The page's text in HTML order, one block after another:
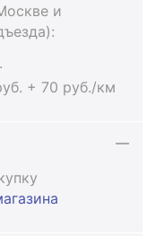
и
+ 70 руб./км